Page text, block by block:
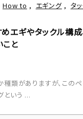
How to , エギング , タ
エギやタックル構成
と
種類がありますが、この
という ...